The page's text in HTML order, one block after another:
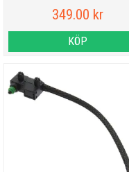
349.00 kr
KÖP